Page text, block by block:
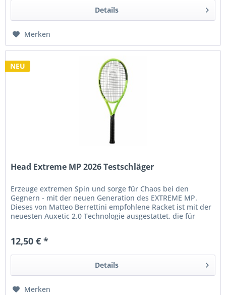
Details
Merken
NEU
Head Extreme MP 2026 Testschläger
Erzeuge extremen Spin und sorge für Chaos bei den
Gegnern - mit der neuen Generation des EXTREME MP.
Dieses von Matteo Berrettini empfohlene Racket ist mit der
neuesten Auxetic 2.0 Technologie ausgestattet, die für
12,50 € *
Details
Merken